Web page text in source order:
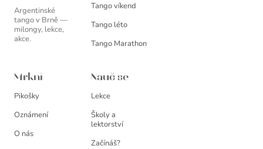
Argentinské
tango v Brně —
milongy, lekce,
akce.
Tango víkend
Tango léto
Tango Marathon
Mrkni
Pikošky
Oznámení
O nás
Nauč se
Lekce
Školy a
lektorství
Začínáš?